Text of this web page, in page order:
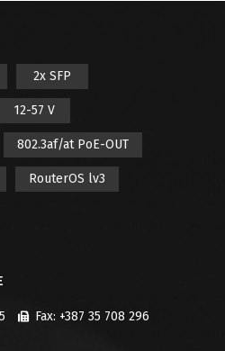
2x SFP
12-57 V
802.3af/at PoE-OUT
RouterOS lv3
Fax: +387 35 708 296